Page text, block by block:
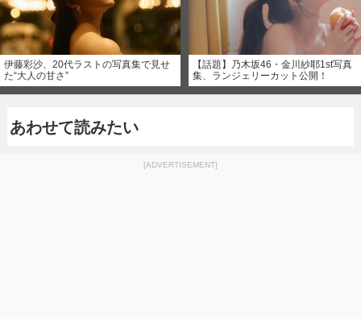
伊藤彩沙、20代ラストの写真集で見せ
た“大人の甘さ”
【話題】乃木坂46・金川紗耶1st写真
集、ランジェリーカット公開！
あわせて読みたい
[ADVERTISEMENT]